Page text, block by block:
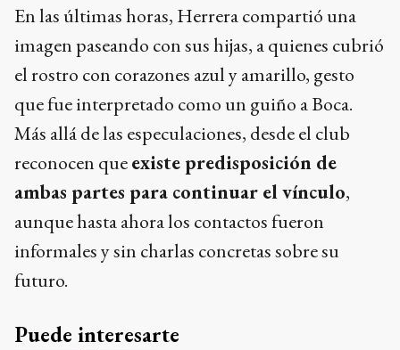
En las últimas horas, Herrera compartió una
imagen paseando con sus hijas, a quienes cubrió
el rostro con corazones azul y amarillo, gesto
que fue interpretado como un guiño a Boca.
Más allá de las especulaciones, desde el club
reconocen queexiste predisposición de
ambas partes para continuar el vínculo,
aunque hasta ahora los contactos fueron
informales y sin charlas concretas sobre su
futuro.
Puede interesarte